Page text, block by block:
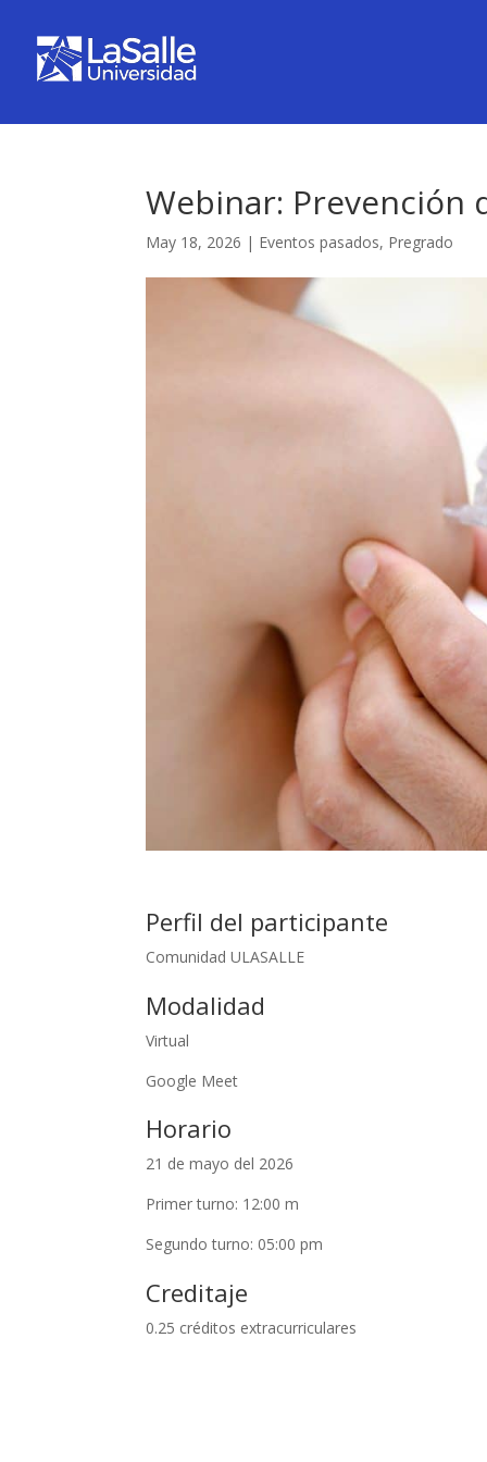
Webinar: Prevención
May 18, 2026 | Eventos pasados, Pregrado
Perfil del participante
Comunidad ULASALLE
Modalidad
Virtual
Google Meet
Horario
21 de mayo del 2026
Primer turno: 12:00 m
Segundo turno: 05:00 pm
Creditaje
0.25 créditos extracurriculares